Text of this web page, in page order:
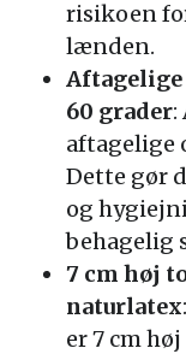
risikoen
lænden.
Aftagelige
60 grader:
aftagelige
Dette gør
og
behagelig
7 cm høj
naturlatex
er 7 cm